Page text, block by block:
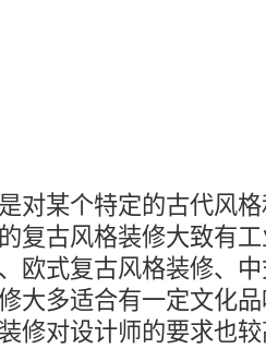
某个特定的古代风格
复古风格装修大致有
欧式复古风格装修、
大多适合有一定文化
修对设计师的要求也